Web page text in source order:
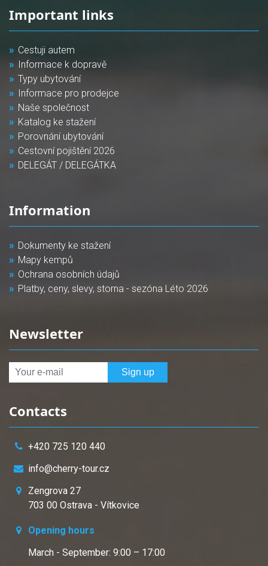
Important links
Cestuji autem
Informace k dopravě
Typy ubytování
Informace pro prodejce
Naše společnost
Katalog ke stažení
Porovnání ubytování
Cestovní pojištění 2026
DELEGÁT / DELEGÁTKA
Information
Dokumenty ke stažení
Mapy kempů
Ochrana osobních údajů
Platby, ceny, slevy, storna - sezóna Léto 2026
Newsletter
Contacts
+420 725 120 440
info@cherry-tour.cz
Zengrova 27
703 00 Ostrava - Vítkovice
Opening hours
March - September: 9:00 – 17:00